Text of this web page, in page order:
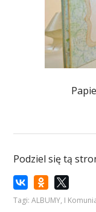
Podziel się tą
Tagi:ALBUMY, I